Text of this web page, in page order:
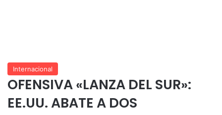
Internacional
OFENSIVA «LANZA DEL SUR»:
EE.UU. ABATE A DOS